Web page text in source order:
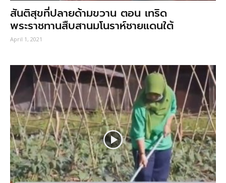
สันติสุขที่ปลายด้ามขวาน ตอน เทริด
พระราชทานสืบสานมโนราห์ชายแดนใต้
April 1, 2021